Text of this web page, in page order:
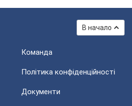
В начало
Команда
Політика конфіденційності
Документи